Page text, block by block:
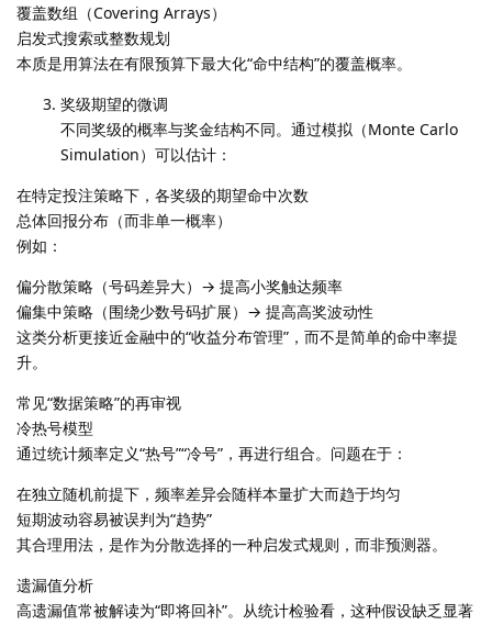
覆盖数组（Covering Arrays）
启发式搜索或整数规划
本质是用算法在有限预算下最大化“命中结构”的覆盖概率。
奖级期望的微调
不同奖级的概率与奖金结构不同。通过模拟（Monte Carlo
Simulation）可以估计：
在特定投注策略下，各奖级的期望命中次数
总体回报分布（而非单一概率）
例如：
偏分散策略（号码差异大）→ 提高小奖触达频率
偏集中策略（围绕少数号码扩展）→ 提高高奖波动性
这类分析更接近金融中的“收益分布管理”，而不是简单的命中率提
升。
常见“数据策略”的再审视
冷热号模型
通过统计频率定义“热号”“冷号”，再进行组合。问题在于：
在独立随机前提下，频率差异会随样本量扩大而趋于均匀
短期波动容易被误判为“趋势”
其合理用法，是作为分散选择的一种启发式规则，而非预测器。
遗漏值分析
高遗漏值常被解读为“即将回补”。从统计检验看，这种假设缺乏显著